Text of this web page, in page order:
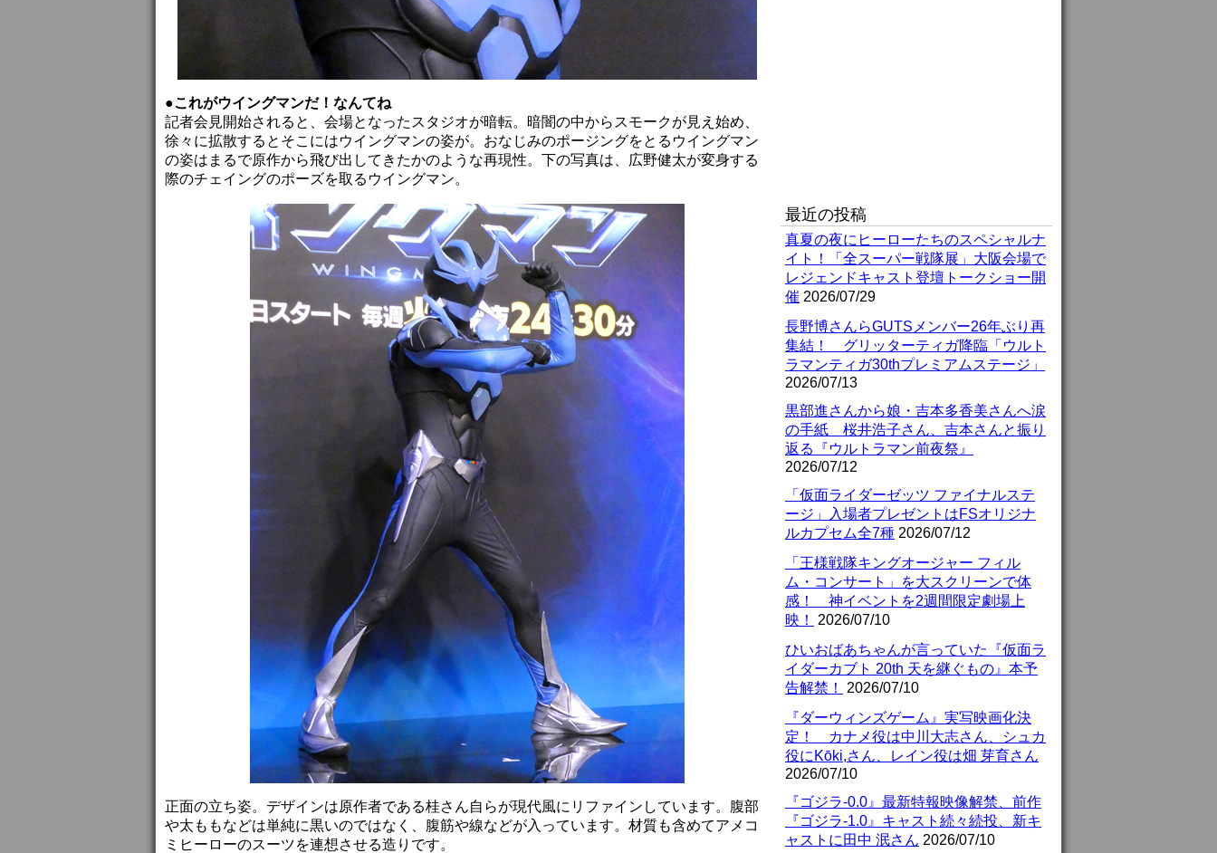
●これがウイングマンだ！なんてね
記者会見開始されると、会場となったスタジオが暗転。暗闇の中からスモークが見え始め、
徐々に拡散するとそこにはウイングマンの姿が。おなじみのポージングをとるウイングマン
の姿はまるで原作から飛び出してきたかのような再現性。下の写真は、広野健太が変身する
際のチェイングのポーズを取るウイングマン。
正面の立ち姿。デザインは原作者である桂さん自らが現代風にリファインしています。腹部
や太ももなどは単純に黒いのではなく、腹筋や線などが入っています。材質も含めてアメコ
ミヒーローのスーツを連想させる造りです。
最近の投稿
真夏の夜にヒーローたちのスペシャルナ
イト！「全スーパー戦隊展」大阪会場で
レジェンドキャスト登壇トークショー開
催 2026/07/29
長野博さんらGUTSメンバー26年ぶり再
集結！ グリッターティガ降臨「ウルト
ラマンティガ30thプレミアムステージ」
2026/07/13
黒部進さんから娘・吉本多香美さんへ涙
の手紙 桜井浩子さん、吉本さんと振り
返る『ウルトラマン前夜祭』
2026/07/12
「仮面ライダーゼッツ ファイナルステ
ージ」入場者プレゼントはFSオリジナ
ルカプセム全7種 2026/07/12
「王様戦隊キングオージャー フィル
ム・コンサート」を大スクリーンで体
感！ 神イベントを2週間限定劇場上
映！
2026/07/10
ひいおばあちゃんが言っていた『仮面ラ
イダーカブト 20th 天を継ぐもの』本予
告解禁！
2026/07/10
『ダーウィンズゲーム』実写映画化決
定！ カナメ役は中川大志さん、シュカ
役にKōki,さん、レイン役は畑 芽育さん
2026/07/10
『ゴジラ-0.0』最新特報映像解禁、前作
『ゴジラ-1.0』キャスト続々続投、新キ
ャストに田中 泯さん 2026/07/10